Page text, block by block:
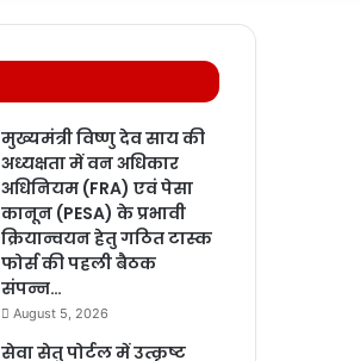
मुख्यमंत्री विष्णु देव साय की
अध्यक्षता में वन अधिकार
अधिनियम (FRA) एवं पेसा
कानून (PESA) के प्रभावी
क्रियान्वयन हेतु गठित टास्क
फोर्स की पहली बैठक
संपन्न…
August 5, 2026
सेवा सेतु पोर्टल में उत्कृष्ट